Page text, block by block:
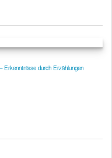
Erkenntnisse durch Erzählungen